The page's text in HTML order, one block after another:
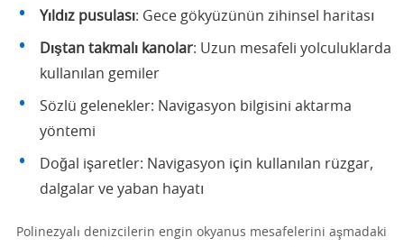
Yıldız pusulası: Gece gökyüzünün zihinsel haritası
Dıştan takmalı kanolar: Uzun mesafeli yolculuklarda
kullanılan gemiler
Sözlü gelenekler: Navigasyon bilgisini aktarma
yöntemi
Doğal işaretler: Navigasyon için kullanılan rüzgar,
dalgalar ve yaban hayatı
Polinezyalı denizcilerin engin okyanus mesafelerini aşmadaki